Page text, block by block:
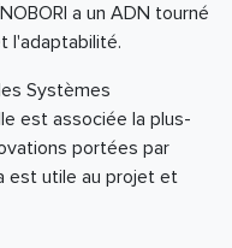
a un ADN tourné
l'adaptabilité.
Systèmes
est associée la plus-
portées par
est utile au projet et